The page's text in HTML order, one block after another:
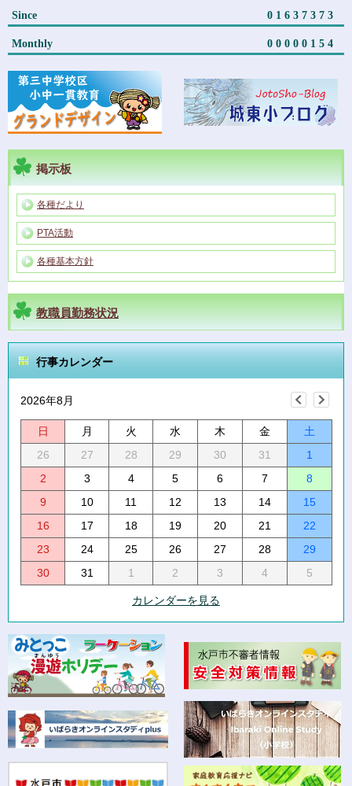
Since 01637373
Monthly 00000154
掲示板
各種だより
PTA活動
各種基本方針
教職員勤務状況
行事カレンダー
2026年8月
日 月 火 水 木 金
土
26
27 28 29 30 31
1
2
3 4 5 6 7
8
9
10 11 12 13 14
15
16
17 18 19 20 21
22
23
24 25 26 27 28
29
30
31 1 2 3 4 5
カレンダーを見る